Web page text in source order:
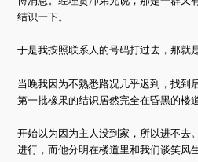
结识一下。
于是我按照联系人的号码打过去，那就
当晚我因为不熟悉路况几乎迟到，找到
第一批橡果的结识居然完全在昏黑的楼
开始以为因为主人没到家，所以进不去
进行，而他分明在楼道里和我们谈笑风